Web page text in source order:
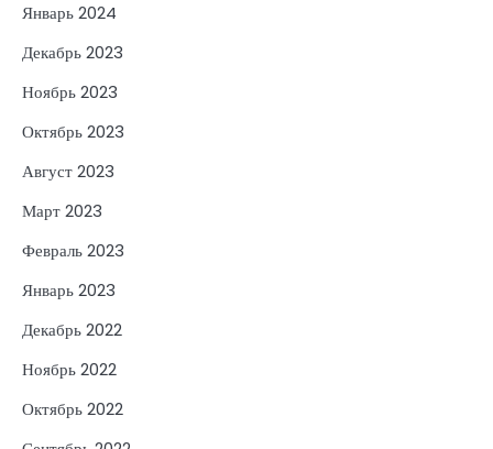
Январь 2024
Декабрь 2023
Ноябрь 2023
Октябрь 2023
Август 2023
Март 2023
Февраль 2023
Январь 2023
Декабрь 2022
Ноябрь 2022
Октябрь 2022